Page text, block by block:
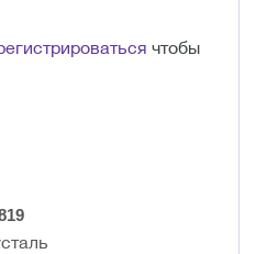
чтобы